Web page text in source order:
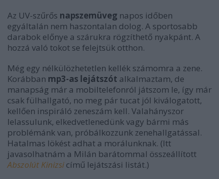
Az UV-szűrős napszemüveg napos időben
egyáltalán nem haszontalan dolog. A sportosabb
darabok előnye a szárukra rögzíthető nyakpánt. A
hozzá való tokot se felejtsük otthon.
Még egy nélkülözhetetlen kellék számomra a zene.
Korábban mp3-as lejátszót alkalmaztam, de
manapság már a mobiltelefonról játszom le, így már
csak fülhallgató, no meg pár tucat jól kiválogatott,
kellően inspiráló zeneszám kell. Valahányszor
lelassulunk, elkedvetlenedünk vagy bármi más
problémánk van, próbálkozzunk zenehallgatással.
Hatalmas lökést adhat a morálunknak. (Itt
javasolhatnám a Milán barátommal összeállított
Abszolút Kinizsi című lejátszási listát.)